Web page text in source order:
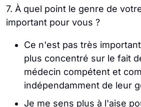
7. À quel point le genre de
important pour vous ?
Ce n'est pas très
plus concentré sur le fait
médecin compétent et
indépendamment de leur
Je me sens plus à l'aise